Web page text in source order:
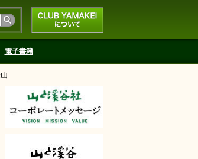
CLUB YAMAKEIにつ
いて
電子書籍